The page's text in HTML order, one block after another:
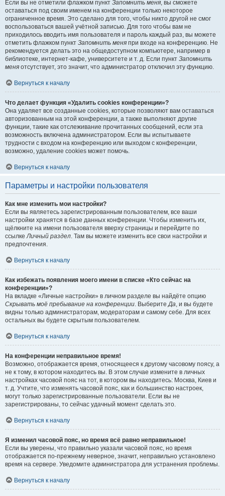
Если вы не отметили флажком пункт Запомнить меня, вы сможете
оставаться под своим именем на конференции только некоторое
ограниченное время. Это сделано для того, чтобы никто другой не смог
воспользоваться вашей учётной записью. Для того чтобы вам не
приходилось вводить имя пользователя и пароль каждый раз, вы можете
отметить флажком пункт Запомнить меня при входе на конференцию. Не
рекомендуется делать это на общедоступном компьютере, например в
библиотеке, интернет-кафе, университете и т. д. Если пункт Запомнить
меня отсутствует, это значит, что администратор отключил эту функцию.
Вернуться к началу
Что делает функция «Удалить cookies конференции»?
Она удаляет все созданные cookies, которые позволяют вам оставаться
авторизованным на этой конференции, а также выполняют другие
функции, такие как отслеживание прочитанных сообщений, если эта
возможность включена администратором. Если вы испытываете
трудности с входом на конференцию или выходом с конференции,
возможно, удаление cookies может помочь.
Вернуться к началу
Параметры и настройки пользователя
Как мне изменить мои настройки?
Если вы являетесь зарегистрированным пользователем, все ваши
настройки хранятся в базе данных конференции. Чтобы изменить их,
щёлкните на имени пользователя вверху страницы и перейдите по
ссылкеЛичный раздел. Там вы можете изменить все свои настройки и
предпочтения.
Вернуться к началу
Как избежать появления моего имени в списке «Кто сейчас на
конференции»?
На вкладке «Личные настройки» в личном разделе вы найдёте опцию
Скрывать моё пребывание на конференции. ВыберитеДа, и вы будете
видны только администраторам, модераторам и самому себе. Для всех
остальных вы будете скрытым пользователем.
Вернуться к началу
На конференции неправильное время!
Возможно, отображается время, относящееся к другому часовому поясу, а
не к тому, в котором находитесь вы. В этом случае измените в личных
настройках часовой пояс на тот, в котором вы находитесь: Москва, Киев и
т. д. Учтите, что изменять часовой пояс, как и большинство настроек,
могут только зарегистрированные пользователи. Если вы не
зарегистрированы, то сейчас удачный момент сделать это.
Вернуться к началу
Я изменил часовой пояс, но время всё равно неправильное!
Если вы уверены, что правильно указали часовой пояс, но время
отображается по-прежнему неверное, значит, неправильно установлено
время на сервере. Уведомите администратора для устранения проблемы.
Вернуться к началу